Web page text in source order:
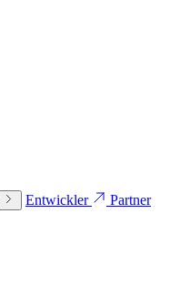
Entwickler
Partner